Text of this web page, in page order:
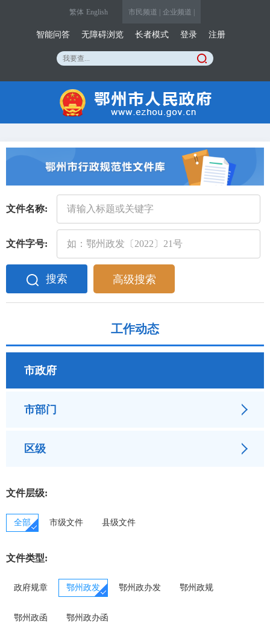
繁体 English 市民频道 | 企业频道 |
智能问答 无障碍浏览 长者模式 登录 注册
文件名称:
文件字号:
搜索 高级搜索
工作动态
市政府
市部门
市发展和改革委员会
市民政局
区级
华容区
文件层级:
全部 市级文件 县级文件
文件类型:
政府规章 鄂州政发 鄂州政办发 鄂州政规
鄂州政函 鄂州政办函